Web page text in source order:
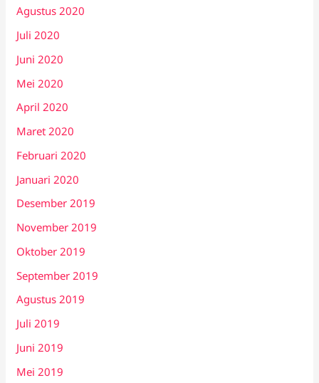
Agustus 2020
Juli 2020
Juni 2020
Mei 2020
April 2020
Maret 2020
Februari 2020
Januari 2020
Desember 2019
November 2019
Oktober 2019
September 2019
Agustus 2019
Juli 2019
Juni 2019
Mei 2019